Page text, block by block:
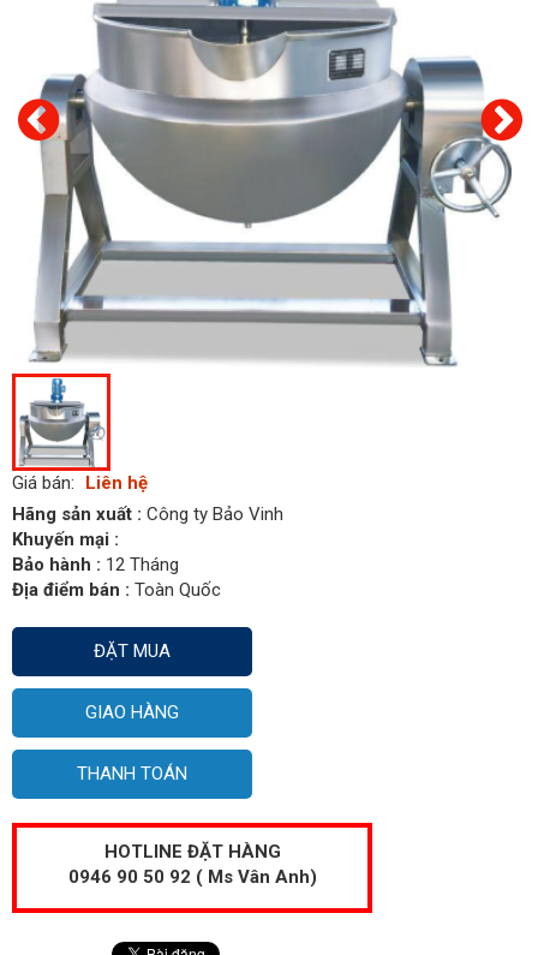
Giá bán:
Liên hệ
Hãng sản xuất : Công ty Bảo Vinh
Khuyến mại :
Bảo hành : 12 Tháng
Địa điểm bán : Toàn Quốc
ĐẶT MUA
GIAO HÀNG
THANH TOÁN
HOTLINE ĐẶT HÀNG
0946 90 50 92 ( Ms Vân Anh)